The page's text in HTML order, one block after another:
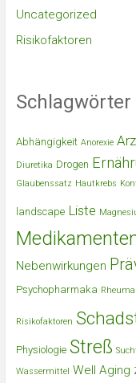
Uncategorized
Risikofaktoren
Schlagwörter
Abhängigkeit Anorexie
Diuretika Drogen
Glaubenssatz Hautkrebs
landscape Liste
Nebenwirkungen
Psychopharmaka Rheuma
Risikofaktoren
Physiologie Streß
Wassermittel Well Aging